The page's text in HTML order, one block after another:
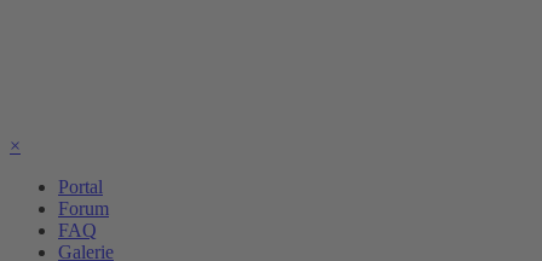
×
Portal
Forum
FAQ
Galerie